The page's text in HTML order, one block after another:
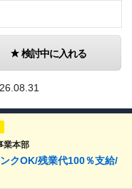
検討中に入れる
業本部
クOK/残業代100％支給/